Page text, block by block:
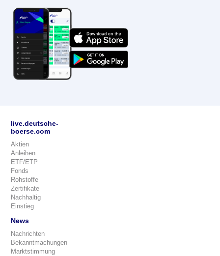
live.deutsche-
boerse.com
Aktien
Anleihen
ETF/ETP
Fonds
Rohstoffe
Zertifikate
Nachhaltig
Einstieg
News
Nachrichten
Bekanntmachungen
Marktstimmung